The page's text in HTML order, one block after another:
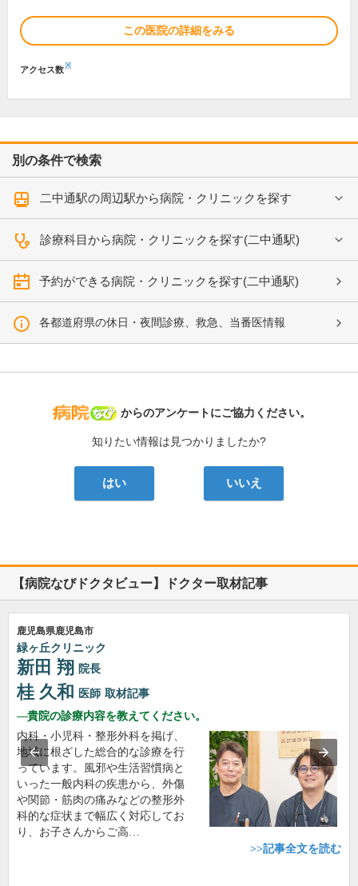
この医院の詳細をみる
アクセス数※
別の条件で検索
二中通駅の周辺駅から病院・クリニックを探す
診療科目から病院・クリニックを探す(二中通駅)
予約ができる病院・クリニックを探す(二中通駅)
各都道府県の休日・夜間診療、救急、当番医情報
病院なび
からのアンケートにご協力ください。
知りたい情報は見つかりましたか?
はい いいえ
【病院なびドクタビュー】ドクター取材記事
鹿児島県鹿児島市
緑ヶ丘クリニック
新田 翔 院長
桂 久和 医師 取材記事
貴院の診療内容を教えてください。
内科・小児科・整形外科を掲げ、
地域に根ざした総合的な診療を行
っています。風邪や生活習慣病と
いった一般内科の疾患から、外傷
や関節・筋肉の痛みなどの整形外
科的な症状まで幅広く対応してお
り、お子さんからご高…
>>記事全文を読む